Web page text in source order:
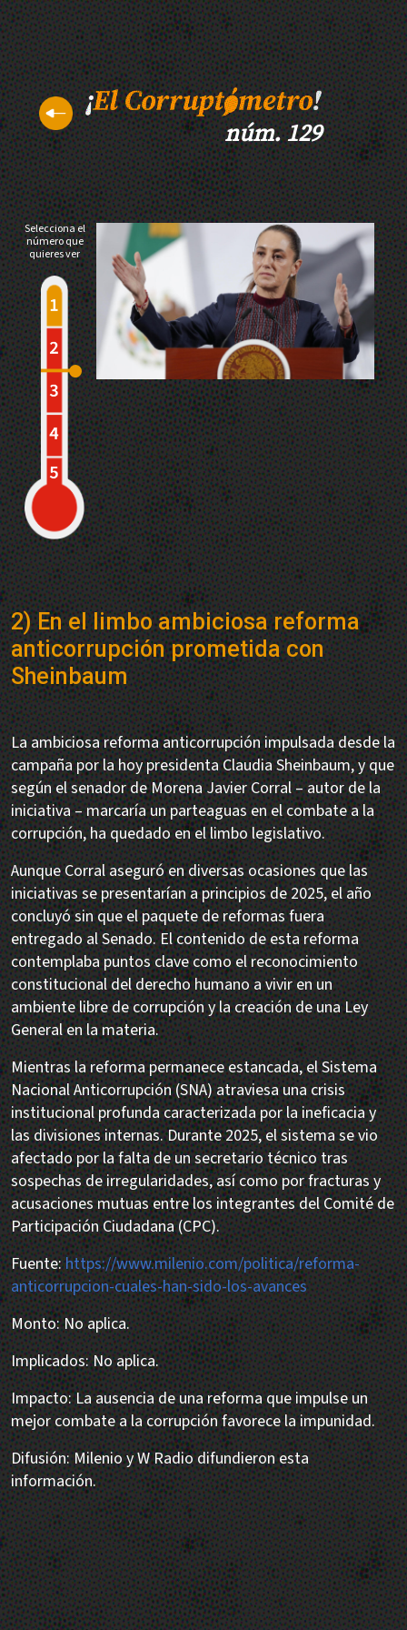
núm. 129
Selecciona el
número que
quieres ver
2) En el limbo ambiciosa reforma
anticorrupción prometida con
Sheinbaum
La ambiciosa reforma anticorrupción impulsada desde la
campaña por la hoy presidenta Claudia Sheinbaum, y que
según el senador de Morena Javier Corral – autor de la
iniciativa – marcaría un parteaguas en el combate a la
corrupción, ha quedado en el limbo legislativo.
Aunque Corral aseguró en diversas ocasiones que las
iniciativas se presentarían a principios de 2025, el año
concluyó sin que el paquete de reformas fuera
entregado al Senado. El contenido de esta reforma
contemplaba puntos clave como el reconocimiento
constitucional del derecho humano a vivir en un
ambiente libre de corrupción y la creación de una Ley
General en la materia.
Mientras la reforma permanece estancada, el Sistema
Nacional Anticorrupción (SNA) atraviesa una crisis
institucional profunda caracterizada por la ineficacia y
las divisiones internas. Durante 2025, el sistema se vio
afectado por la falta de un secretario técnico tras
sospechas de irregularidades, así como por fracturas y
acusaciones mutuas entre los integrantes del Comité de
Participación Ciudadana (CPC).
Fuente:https://www.milenio.com/politica/reforma-
anticorrupcion-cuales-han-sido-los-avances
Monto: No aplica.
Implicados: No aplica.
Impacto: La ausencia de una reforma que impulse un
mejor combate a la corrupción favorece la impunidad.
Difusión: Milenio y W Radio difundieron esta
información.